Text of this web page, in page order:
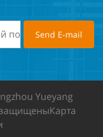
Yueyang
Карта